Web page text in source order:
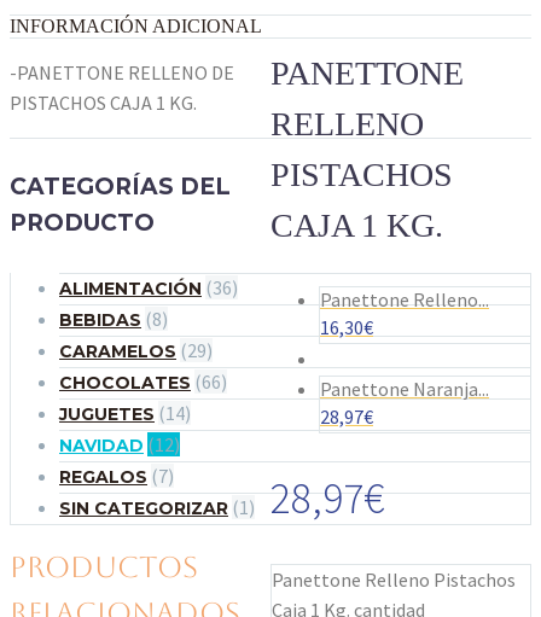
PANETTONE
RELLENO
PISTACHOS
CAJA 1 KG.
Panettone Relleno...
16,30€
Panettone Naranja...
28,97€
28,97€
Panettone Relleno Pistachos
Caja 1 Kg. cantidad
INFORMACIÓN ADICIONAL
-PANETTONE RELLENO DE
PISTACHOS CAJA 1 KG.
CATEGORÍAS DEL
PRODUCTO
ALIMENTACIÓN (36)
BEBIDAS (8)
CARAMELOS (29)
CHOCOLATES (66)
JUGUETES (14)
NAVIDAD (12)
REGALOS (7)
SIN CATEGORIZAR (1)
PRODUCTOS